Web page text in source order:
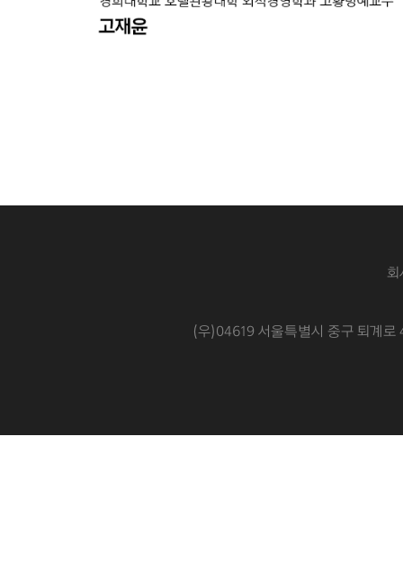
회
(우)04619 서울특별시 중구 퇴계로